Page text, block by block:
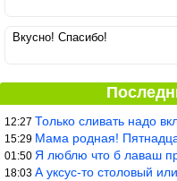
Вкусно! Спасибо!
12:27 Только сливать надо
15:29 Мама родная!
01:50 Я люблю что б лаваш
18:03 А уксус-то столовый